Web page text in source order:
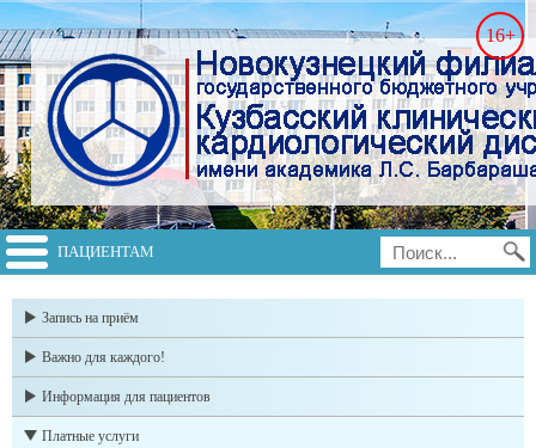
ПАЦИЕНТАМ
Запись на приём
Важно для каждого!
Информация для пациентов
Платные услуги
16+